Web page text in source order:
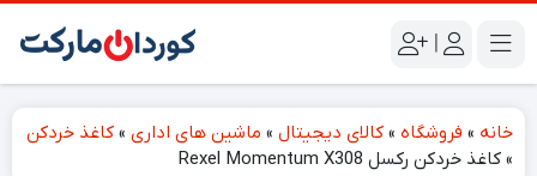
|
خانه » فروشگاه » کالای دیجیتال » ماشین های اداری » کاغذ خردکن
» کاغذ خردکن رکسل Rexel Momentum X308